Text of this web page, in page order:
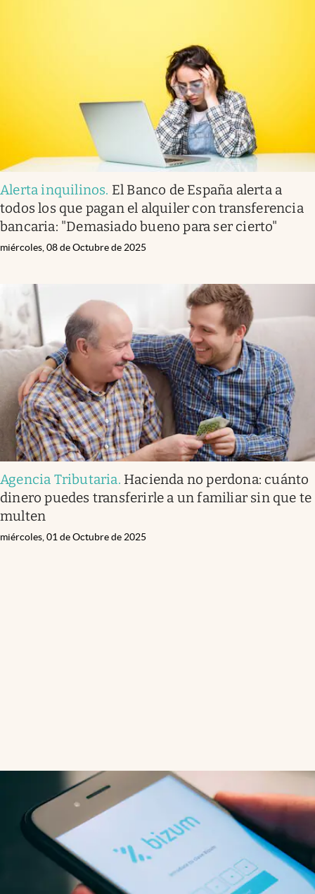
Alerta inquilinos. El Banco de España alerta a
todos los que pagan el alquiler con transferencia
bancaria: "Demasiado bueno para ser cierto"
miércoles, 08 de Octubre de 2025
Agencia Tributaria. Hacienda no perdona: cuánto
dinero puedes transferirle a un familiar sin que te
multen
miércoles, 01 de Octubre de 2025